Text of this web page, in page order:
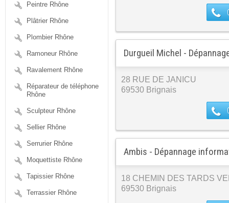
Peintre Rhône
Plâtrier Rhône
Plombier Rhône
Ramoneur Rhône
Ravalement Rhône
Réparateur de téléphone
Rhône
Sculpteur Rhône
Sellier Rhône
Serrurier Rhône
Moquettiste Rhône
Tapissier Rhône
Terrassier Rhône
Durgueil Michel -
28 RUE DE JANICU
69530 Brignais
Ambis - Dépannage
18 CHEMIN DES TARDS
69530 Brignais